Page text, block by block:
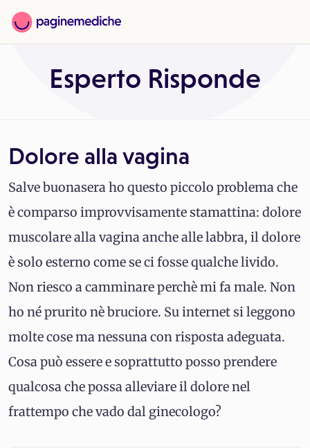
Esperto Risponde
Dolore alla vagina
Salve buonasera ho questo piccolo problema che
è comparso improvvisamente stamattina: dolore
muscolare alla vagina anche alle labbra, il dolore
è solo esterno come se ci fosse qualche livido.
Non riesco a camminare perchè mi fa male. Non
ho né prurito nè bruciore. Su internet si leggono
molte cose ma nessuna con risposta adeguata.
Cosa può essere e soprattutto posso prendere
qualcosa che possa alleviare il dolore nel
frattempo che vado dal ginecologo?